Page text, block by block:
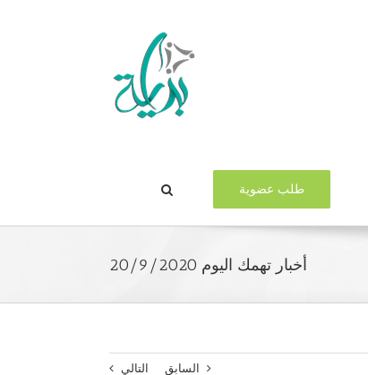
طلب عضوية
أخبار تهمك اليوم 20/9/2020
السابق التالي